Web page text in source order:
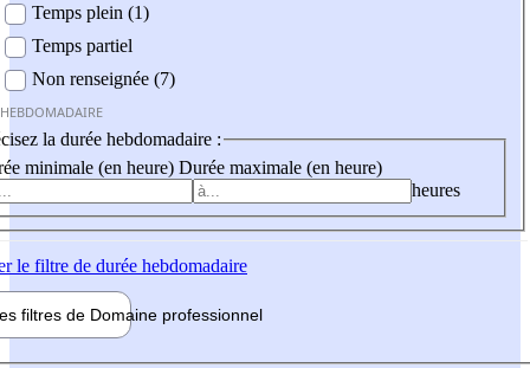
Temps plein (1)
Temps partiel
Non renseignée (7)
la durée hebdomadaire :
minimale (en heure) Durée maximale (en heure)
heures
le filtre de durée hebdomadaire
filtres de Domaine professionnel